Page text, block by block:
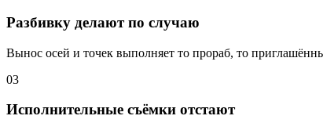
Разбивку делают по случаю
Вынос осей и точек выполняет то прораб, то
03
Исполнительные съёмки отстают